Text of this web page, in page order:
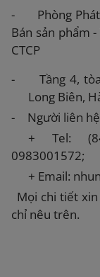
-
Phòng
Bán sản phẩm
CTCP
-
Tầng 4,
Long Biên,
-
Người liên
+ Tel:
0983001572;
+ Email:
Mọi chi tiết
chỉ nêu trên.